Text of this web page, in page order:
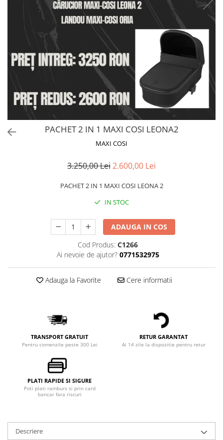
PACHET 2 IN 1 MAXI COSI LEONA2
MAXI COSI
3.250,00 Lei2.600,00 Lei
PACHET 2 IN 1 MAXI COSI LEONA 2
IN STOC
ADAUGA IN COS
Cod Produs: C1266
Ai nevoie de ajutor? 0771532975
Adauga la Favorite Cere informatii
TRANSPORT GRATUIT
Pentru comenzile peste 300 Lei
RETUR GARANTAT
Ai 14 zile la dispozitie pentru retur
PLATI RAPIDE SI SIGURE
Poti plati ramburs si prin card
bancar fara riscuri
Descriere